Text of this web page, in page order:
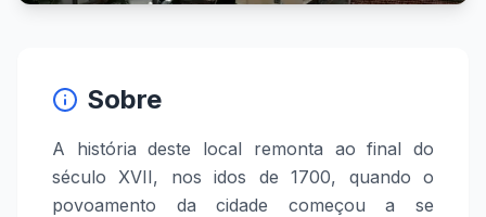
Sobre
A história deste local remonta ao final do
século XVII, nos idos de 1700, quando o
povoamento da cidade começou a se